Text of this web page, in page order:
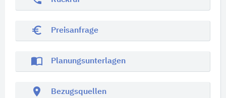
euro_symbol Preisanfrage
import_contacts Planungsunterlagen
location_on Bezugsquellen